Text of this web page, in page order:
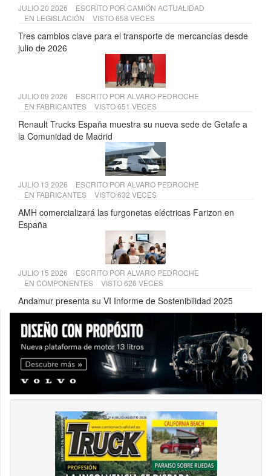
JULIO 20 2026 ESCRITO POR CAMIÓN ACTUALIDAD
EN LEGISLACIÓN VISTO 658 VECES
Tres cambios clave para el transporte de mercancías desde
julio de 2026
JULIO 09 2026 ESCRITO POR ALVARO PEDROCHE
EN FABRICANTES VISTO 651 VECES
Renault Trucks España muestra su nueva sede de Getafe a
la Comunidad de Madrid
JULIO 13 2026 ESCRITO POR ALVARO PEDROCHE
EN FABRICANTES VISTO 632 VECES
AMH comercializará las furgonetas eléctricas Farizon en
España
JULIO 15 2026 ESCRITO POR ALVARO PEDROCHE
EN COMPONENTES VISTO 626 VECES
Andamur presenta su VI Informe de Sostenibilidad 2025